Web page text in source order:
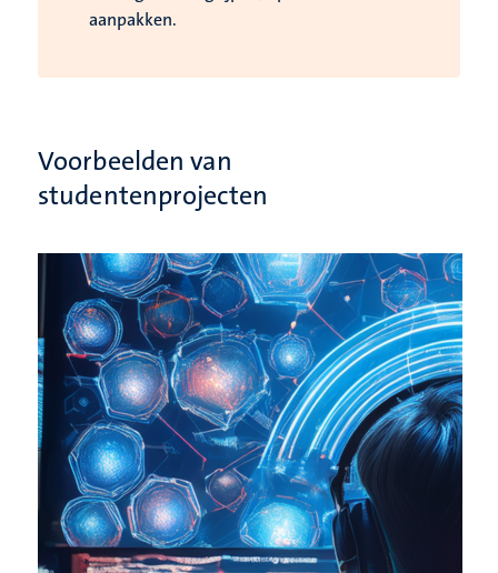
aanpakken.
Voorbeelden van
studentenprojecten